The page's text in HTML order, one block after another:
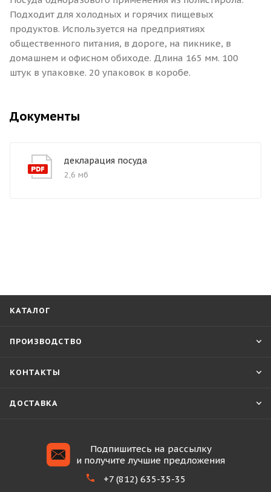
Подходит для холодных и горячих пищевых
продуктов. Используется на предприятиях
общественного питания, в дороге, на пикнике, в
домашнем и офисном обиходе. Длина 165 мм. 100
штук в упаковке. 20 упаковок в коробе.
Документы
декларация посуда
2,6 мб
КАТАЛОГ
ПРОИЗВОДСТВО
КОНТАКТЫ
ДОСТАВКА
Подпишитесь на рассылку
и получите лучшие предложения
+7 (812) 635-35-35